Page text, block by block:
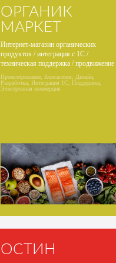
ОРГАНИК
МАРКЕТ
Интернет-магазин органических
продуктов / интеграция с 1С /
техническая поддержка / продвижение
Проектирование, Консалтинг, Дизайн,
Разработка, Интеграция 1С, Поддержка,
Электронная коммерция
ОСТИН